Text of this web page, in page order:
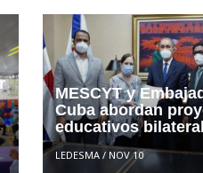
MESCYT y
Cuba abordan
educativos
LEDESMA/ NOV 10